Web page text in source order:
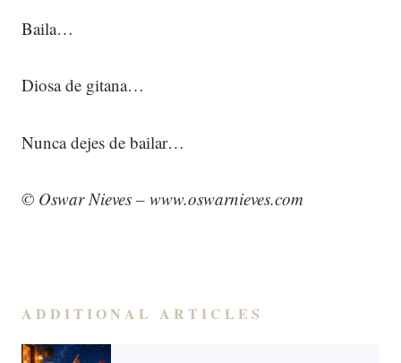
Baila…
Diosa de gitana…
Nunca dejes de bailar…
© Oswar Nieves – www.oswarnieves.com
ADDITIONAL ARTICLES